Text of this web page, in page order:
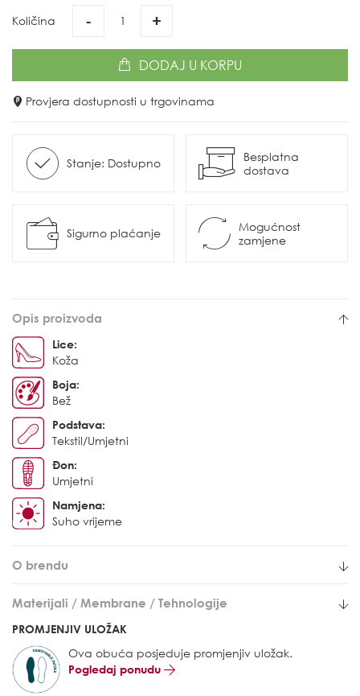
Količina - +
DODAJ U KORPU
Provjera dostupnosti u trgovinama
Stanje: Dostupno
Besplatna
dostava
Sigurno plaćanje
Mogućnost
zamjene
Opis proizvoda
Lice:
Koža
Boja:
Bež
Podstava:
Tekstil/Umjetni
Đon:
Umjetni
Namjena:
Suho vrijeme
O brendu
Materijali / Membrane / Tehnologije
PROMJENJIV ULOŽAK
Ova obuća posjeduje promjenjiv uložak.
Pogledaj ponudu